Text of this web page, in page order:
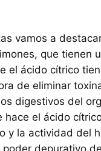
vamos a
que tienen
el ácido cítrico
de eliminar
digestivos del
hace el ácido
y la actividad del